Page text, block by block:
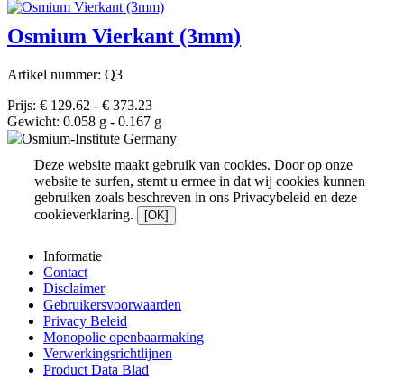
Osmium Vierkant (3mm)
Artikel nummer: Q3
Prijs: € 129.62 - € 373.23
Gewicht: 0.058 g - 0.167 g
Deze website maakt gebruik van cookies. Door op onze
website te surfen, stemt u ermee in dat wij cookies kunnen
gebruiken zoals beschreven in ons Privacybeleid en deze
cookieverklaring.
[OK]
Informatie
Contact
Disclaimer
Gebruikersvoorwaarden
Privacy Beleid
Monopolie openbaarmaking
Verwerkingsrichtlijnen
Product Data Blad